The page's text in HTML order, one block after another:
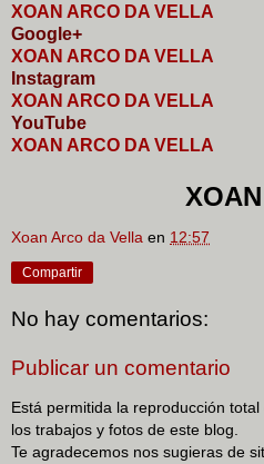
XOAN ARCO DA VELLA
Google+
XOAN ARCO DA VELLA
nstagram
XOAN ARCO DA VELLA
YouTube
XOAN ARCO DA VELLA
Xoan Arco da Vella en 12:57
Compartir
No hay comentarios:
Publicar un comentario
Está permitida la reproducción
los trabajos y fotos de este blog.
Te agradecemos nos sugieras de